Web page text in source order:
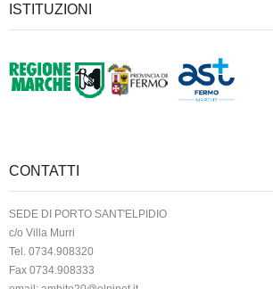
ISTITUZIONI
CONTATTI
SEDE DI PORTO SANT'ELPIDIO
c/o Villa Murri
Tel. 0734.908320
Fax 0734.908333